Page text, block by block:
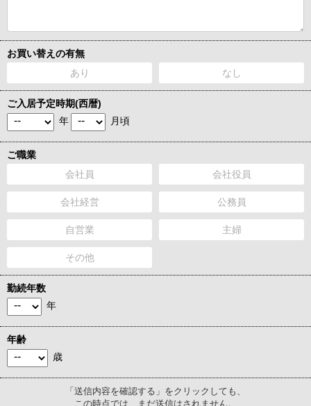
お買い替えの有無
あり
なし
ご入居予定時期(西暦)
年
月頃
ご職業
会社員
会社役員
会社経営 公務員
自営業 主婦
その他
勤続年数
年
年齢
歳
「送信内容を確認する」をクリックしても、
この時点では、まだ送信はされません。